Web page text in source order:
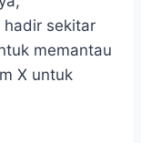
hadir sekitar
memantau
X untuk